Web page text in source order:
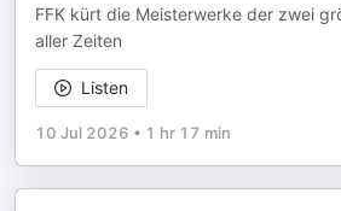
FFK kürt die Meisterwerke der zwei
aller Zeiten
Listen
10 Jul 2026 • 1 hr 17 min